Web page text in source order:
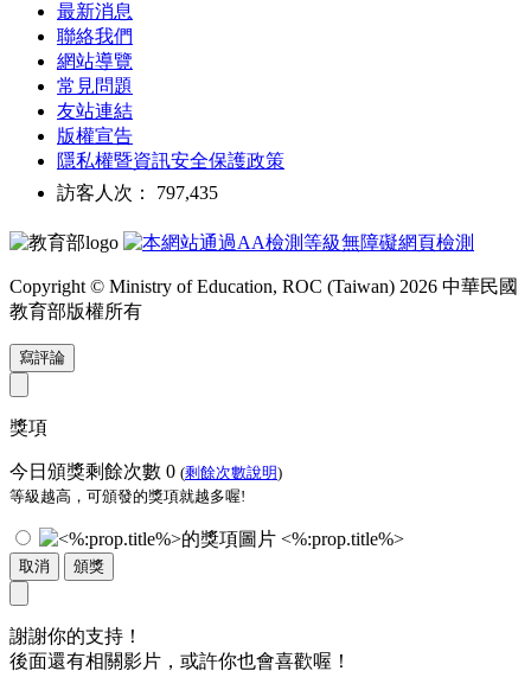
最新消息
聯絡我們
網站導覽
常見問題
友站連結
版權宣告
隱私權暨資訊安全保護政策
訪客人次： 797,435
Copyright © Ministry of Education, ROC (Taiwan) 2026 中華民國
教育部版權所有
寫評論
獎項
今日頒獎剩餘次數 0 (剩餘次數說明)
等級越高，可頒發的獎項就越多喔!
<%:prop.title%>
取消 頒獎
謝謝你的支持！
後面還有相關影片，或許你也會喜歡喔！